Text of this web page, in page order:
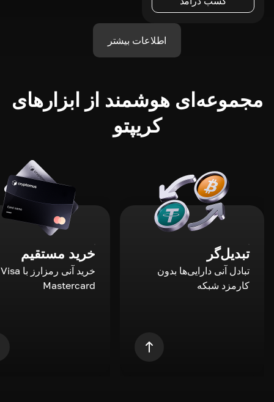
اطلاعات بیشتر
مجموعه‌ای هوشمند از ابزارهای
کریپتو
تبدیل‌گر
تبادل آنی دارایی‌ها بدون
کارمزد شبکه
خرید مستقیم
Mastercard